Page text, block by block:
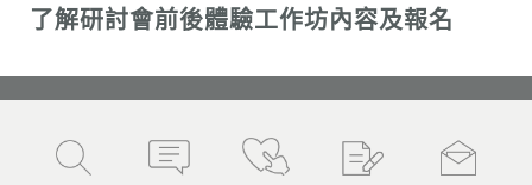
了解研討會前後體驗工作坊內容及報名